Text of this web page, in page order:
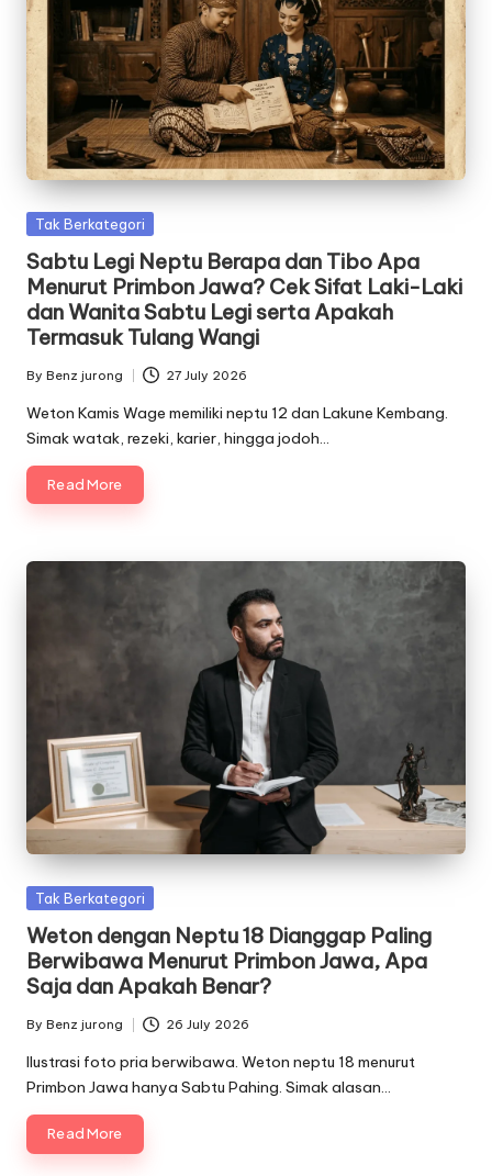
Posted
Tak Berkategori
Sabtu Legi Neptu Berapa dan Tibo Apa
Menurut Primbon Jawa? Cek Sifat Laki-Laki
dan Wanita Sabtu Legi serta Apakah
Termasuk Tulang Wangi
Posted
by
By Benz jurong 27 July 2026
Weton Kamis Wage memiliki neptu 12 dan Lakune Kembang.
Simak watak, rezeki, karier, hingga jodoh…
Read More
Posted
Tak Berkategori
Weton dengan Neptu 18 Dianggap Paling
Berwibawa Menurut Primbon Jawa, Apa
Saja dan Apakah Benar?
Posted
by
By Benz jurong 26 July 2026
Ilustrasi foto pria berwibawa. Weton neptu 18 menurut
Primbon Jawa hanya Sabtu Pahing. Simak alasan…
Read More